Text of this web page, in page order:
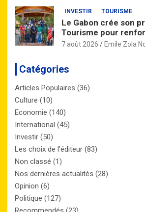
INVESTIR TOURISME
Le Gabon crée son
Tourisme pour
l’attractivité de la
7 août 2026 Emile Zola
Catégories
Articles Populaires (36)
Culture (10)
Economie (140)
International (45)
Investir (50)
Les choix de l'éditeur (83)
Non classé (1)
Nos dernières actualités (28)
Opinion (6)
Politique (127)